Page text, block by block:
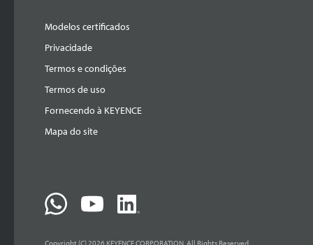
Modelos certificados
Privacidade
Termos e condições
Termos de uso
Fornecendo à KEYENCE
Mapa do site
Copyright (C) 2026 KEYENCE CORPORATION. All Rights Reserved.